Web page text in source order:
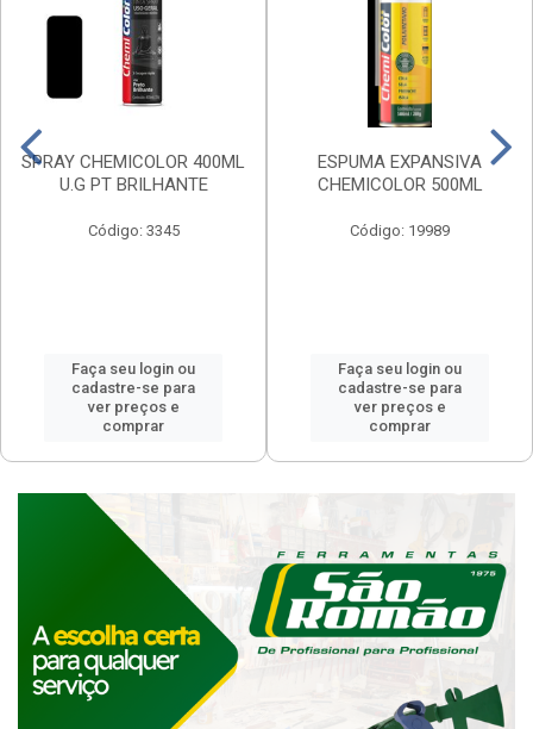
SPRAY CHEMICOLOR 400ML
U.G PT BRILHANTE
Código: 3345
Faça seu login ou
cadastre-se para
ver preços e
comprar
ESPUMA EXPANSIVA
CHEMICOLOR 500ML
Código: 19989
Faça seu login ou
cadastre-se para
ver preços e
comprar